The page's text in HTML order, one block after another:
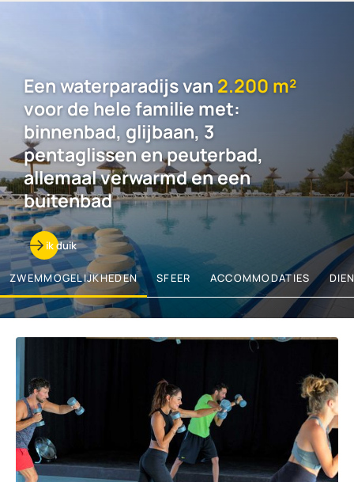
ZWEMMOGELIJKHEDEN SFEER ACCOMMODATIES
Een waterparadijs van2.200 m²
voor de hele familie met:
binnenbad, glijbaan, 3
pentaglissen en peuterbad,
allemaal verwarmd en een
buitenbad
ik duik